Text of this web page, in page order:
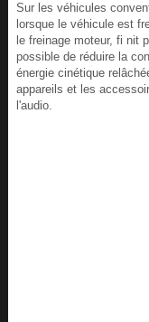
Sur les véhicules
lorsque le véhicule est
le freinage moteur, fi nit
possible de réduire la
énergie cinétique
appareils et les
l'audio.